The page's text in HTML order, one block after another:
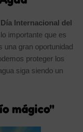
Día Internacional del
importante que es
una gran oportunidad
proteger los
siga siendo un
mágico"